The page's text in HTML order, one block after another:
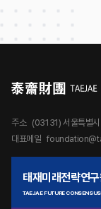
주소 (03131) 서울특별
대표메일
태재미래전략연
TAEJAE FUTURE